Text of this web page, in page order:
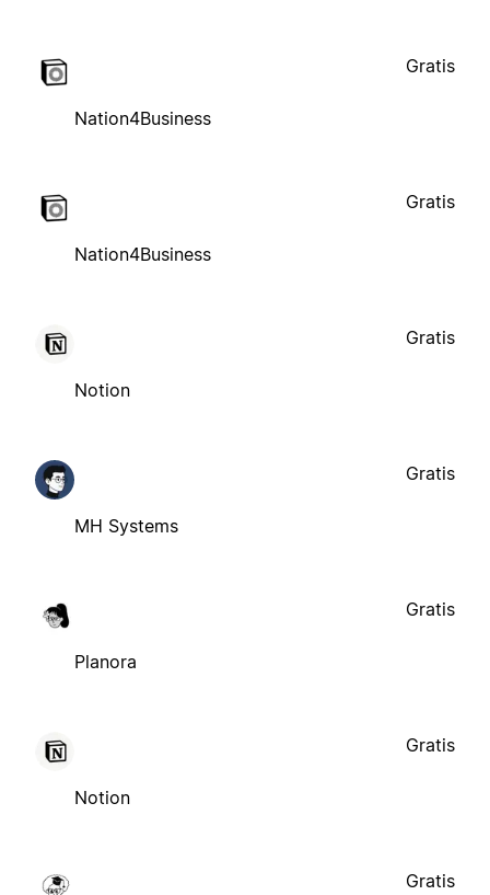
Nation4Business
Gratis
Nation4Business
Gratis
Notion
Gratis
MH Systems
Gratis
Planora
Gratis
Notion
Gratis
Gratis